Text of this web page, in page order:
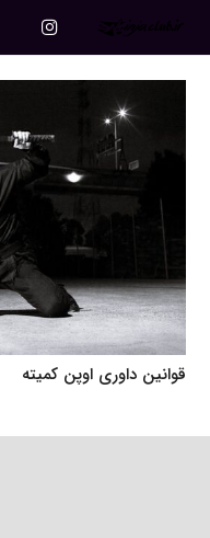
قوانین داوری اوپن کمیته